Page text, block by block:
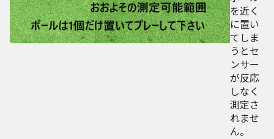
を近く
に置い
てしま
うとセ
ンサー
が反応
しなく
測定さ
れませ
ん。